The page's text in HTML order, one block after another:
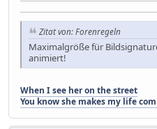
Zitat von: Forenregeln
Maximalgröße für
animiert!
When I see her on the street
You know she makes my life